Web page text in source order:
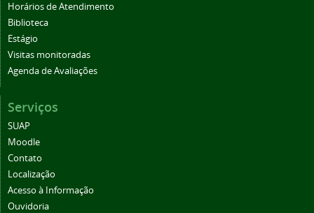
Horários de Atendimento
Biblioteca
Estágio
Visitas monitoradas
Agenda de Avaliações
Serviços
SUAP
Moodle
Contato
Localização
Acesso à Informação
Ouvidoria